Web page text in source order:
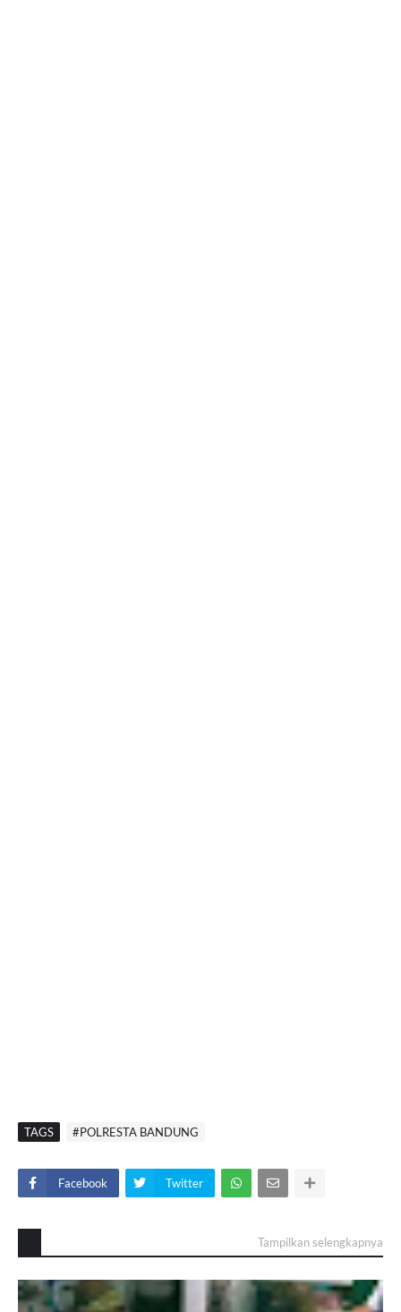
TAGS #POLRESTA BANDUNG
Facebook Twitter
Tampilkan selengkapnya